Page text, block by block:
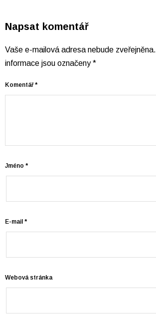
Napsat komentář
Vaše e-mailová adresa nebude zveřejněna.
informace jsou označeny*
Komentář*
Jméno *
E-mail *
Webová stránka